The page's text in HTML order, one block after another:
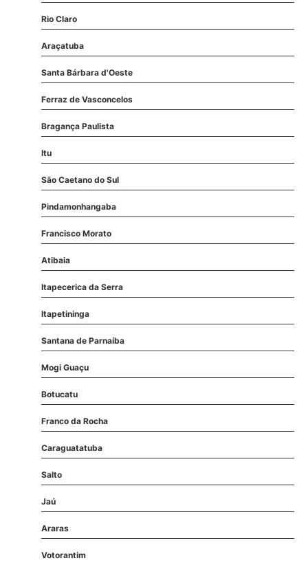
Rio Claro
Araçatuba
Santa Bárbara d'Oeste
Ferraz de Vasconcelos
Bragança Paulista
Itu
São Caetano do Sul
Pindamonhangaba
Francisco Morato
Atibaia
Itapecerica da Serra
Itapetininga
Santana de Parnaíba
Mogi Guaçu
Botucatu
Franco da Rocha
Caraguatatuba
Salto
Jaú
Araras
Votorantim